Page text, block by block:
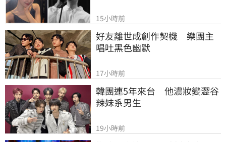
15小時前
好友離世成創作契機　樂團主
唱吐黑色幽默
17小時前
韓團連5年來台　他濃妝變澀谷
辣妹系男生
19小時前